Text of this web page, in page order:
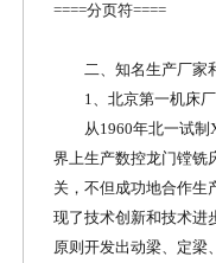
====分页符====
二、知名生产厂家
1、北京第一机床厂
从1960年北一试制
界上生产数控龙门镗铣
关，不但成功地合作生
现了技术创新和技术进
原则开发出动梁、定梁